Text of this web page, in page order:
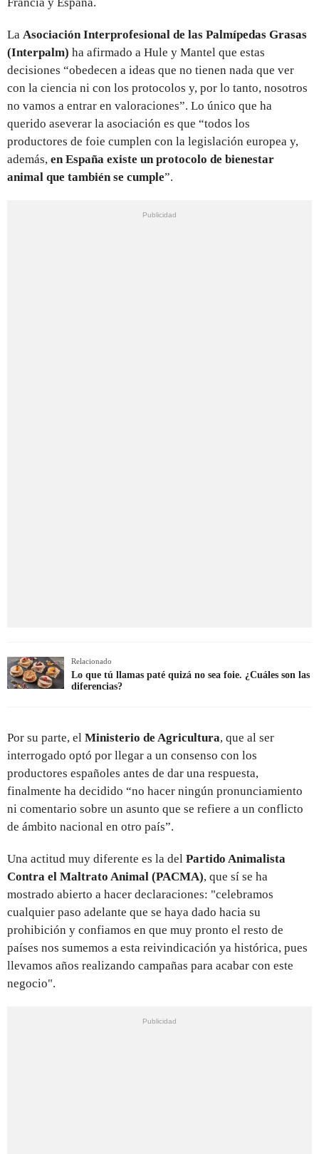
La Asociación Interprofesional de las Palmípedas Grasas
(Interpalm) ha afirmado a Hule y Mantel que estas
decisiones “obedecen a ideas que no tienen nada que ver
con la ciencia ni con los protocolos y, por lo tanto, nosotros
no vamos a entrar en valoraciones”. Lo único que ha
querido aseverar la asociación es que “todos los
productores de foie cumplen con la legislación europea y,
además, en España existe un protocolo de bienestar
animal que también se cumple”.
Relacionado
Lo que tú llamas paté quizá no sea foie. ¿Cuáles son las
diferencias?
Por su parte, el Ministerio de Agricultura, que al ser
interrogado optó por llegar a un consenso con los
productores españoles antes de dar una respuesta,
finalmente ha decidido “no hacer ningún pronunciamiento
ni comentario sobre un asunto que se refiere a un conflicto
de ámbito nacional en otro país”.
Una actitud muy diferente es la del Partido Animalista
Contra el Maltrato Animal (PACMA), que sí se ha
mostrado abierto a hacer declaraciones: "celebramos
cualquier paso adelante que se haya dado hacia su
prohibición y confiamos en que muy pronto el resto de
países nos sumemos a esta reivindicación ya histórica, pues
llevamos años realizando campañas para acabar con este
negocio".